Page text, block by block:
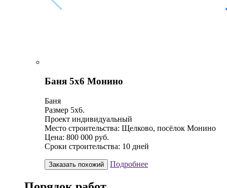
Баня 5х6 Монино
Баня
Размер 5х6.
Проект индивидуальный
Место строительства: Щелково, посёлок Монино
Цена: 800 000 руб.
Сроки строительства: 10 дней
Заказать похожий Подробнее